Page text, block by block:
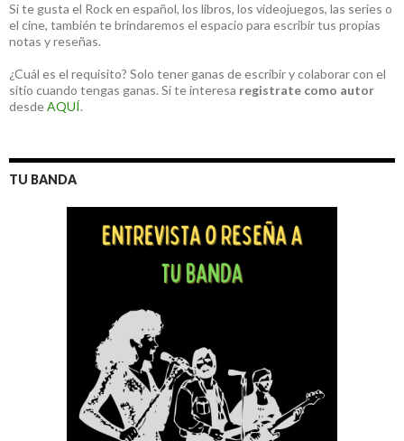
Si te gusta el Rock en español, los libros, los videojuegos, las series o
el cine, también te brindaremos el espacio para escribir tus propias
notas y reseñas.
¿Cuál es el requisito? Solo tener ganas de escribir y colaborar con el
sitio cuando tengas ganas. Si te interesa registrate como autor
desdeAQUÍ.
TU BANDA